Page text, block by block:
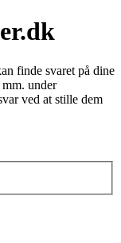
finde svaret på dine
under
ved at stille dem